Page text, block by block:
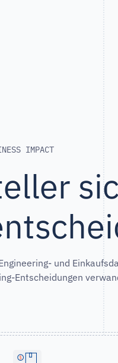
IMPACT
und
Entscheidungen